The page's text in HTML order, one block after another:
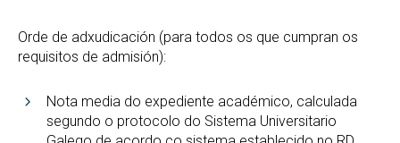
Orde de adxudicación (para todos os que cumpran os
requisitos de admisión):
Nota media do expediente académico, calculada
segundo o protocolo do Sistema Universitario